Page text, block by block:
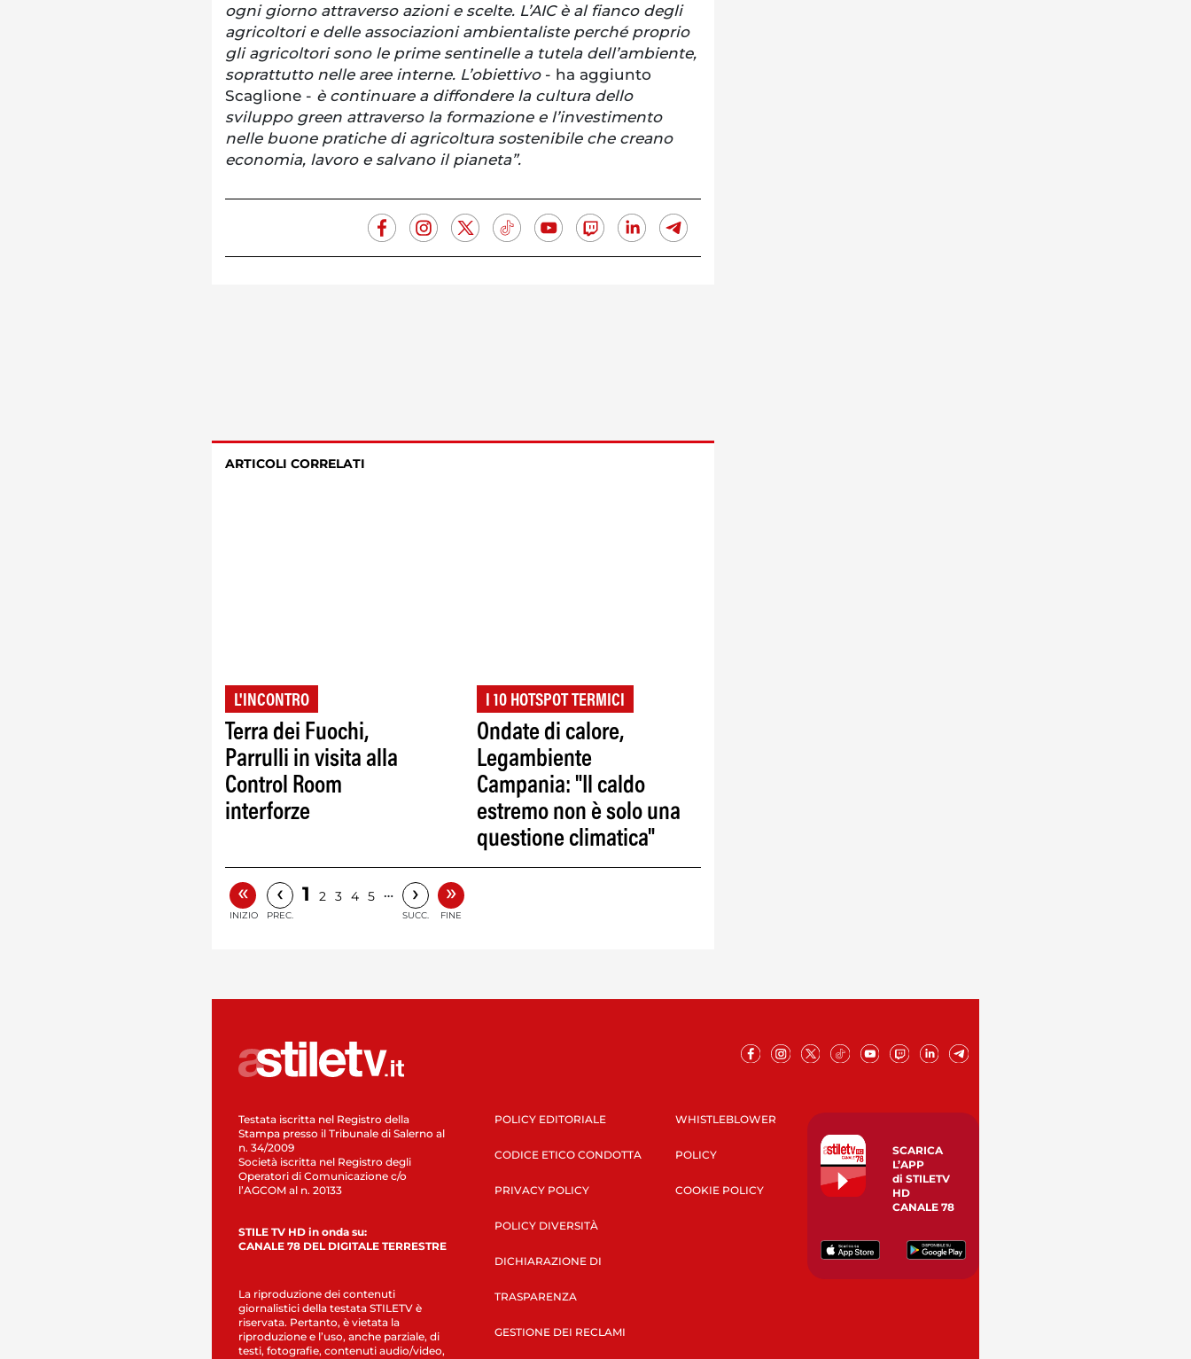
ogni giorno attraverso azioni e scelte. L’AIC è al fianco degli
agricoltori e delle associazioni ambientaliste perché proprio
gli agricoltori sono le prime sentinelle a tutela dell’ambiente,
soprattutto nelle aree interne. L’obiettivo- ha aggiunto
Scaglione - è continuare a diffondere la cultura dello
sviluppo green attraverso la formazione e l’investimento
nelle buone pratiche di agricoltura sostenibile che creano
economia, lavoro e salvano il pianeta”.
ARTICOLI CORRELATI
L'INCONTRO
Terra dei Fuochi,
Parrulli in visita alla
Control Room
interforze
I 10 HOTSPOT TERMICI
Ondate di calore,
Legambiente
Campania: "Il caldo
estremo non è solo una
questione climatica"
«
INIZIO
‹
PREC.
1 2 3 4 5 … ›
SUCC.
»
FINE
Testata iscritta nel Registro della
Stampa presso il Tribunale di Salerno al
n. 34/2009
Società iscritta nel Registro degli
Operatori di Comunicazione c/o
l’AGCOM al n. 20133
STILE TV HD in onda su:
CANALE 78 DEL DIGITALE TERRESTRE
La riproduzione dei contenuti
giornalistici della testata STILETV è
riservata. Pertanto, è vietata la
riproduzione e l’uso, anche parziale, di
testi, fotografie, contenuti audio/video,
POLICY EDITORIALE
CODICE ETICO CONDOTTA
PRIVACY POLICY
POLICY DIVERSITÀ
DICHIARAZIONE DI
TRASPARENZA
GESTIONE DEI RECLAMI
WHISTLEBLOWER
POLICY
COOKIE POLICY
SCARICA
L’APP
di STILETV
HD
CANALE 78